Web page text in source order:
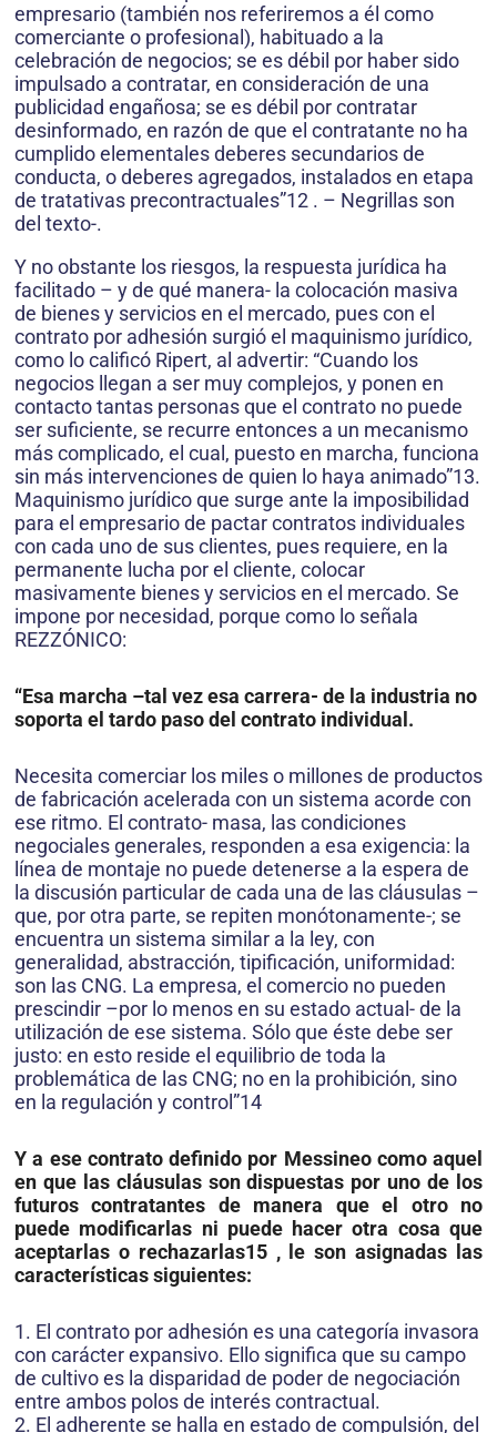
empresario (también nos referiremos a él como
comerciante o profesional), habituado a la
celebración de negocios; se es débil por haber sido
impulsado a contratar, en consideración de una
publicidad engañosa; se es débil por contratar
desinformado, en razón de que el contratante no ha
cumplido elementales deberes secundarios de
conducta, o deberes agregados, instalados en etapa
de tratativas precontractuales”12 . – Negrillas son
del texto-.
Y no obstante los riesgos, la respuesta jurídica ha
facilitado – y de qué manera- la colocación masiva
de bienes y servicios en el mercado, pues con el
contrato por adhesión surgió el maquinismo jurídico,
como lo calificó Ripert, al advertir: “Cuando los
negocios llegan a ser muy complejos, y ponen en
contacto tantas personas que el contrato no puede
ser suficiente, se recurre entonces a un mecanismo
más complicado, el cual, puesto en marcha, funciona
sin más intervenciones de quien lo haya animado”13.
Maquinismo jurídico que surge ante la imposibilidad
para el empresario de pactar contratos individuales
con cada uno de sus clientes, pues requiere, en la
permanente lucha por el cliente, colocar
masivamente bienes y servicios en el mercado. Se
impone por necesidad, porque como lo señala
REZZÓNICO:
“Esa marcha –tal vez esa carrera- de la industria no
soporta el tardo paso del contrato individual.
Necesita comerciar los miles o millones de productos
de fabricación acelerada con un sistema acorde con
ese ritmo. El contrato- masa, las condiciones
negociales generales, responden a esa exigencia: la
línea de montaje no puede detenerse a la espera de
la discusión particular de cada una de las cláusulas –
que, por otra parte, se repiten monótonamente-; se
encuentra un sistema similar a la ley, con
generalidad, abstracción, tipificación, uniformidad:
son las CNG. La empresa, el comercio no pueden
prescindir –por lo menos en su estado actual- de la
utilización de ese sistema. Sólo que éste debe ser
justo: en esto reside el equilibrio de toda la
problemática de las CNG; no en la prohibición, sino
en la regulación y control”14
Y a ese contrato definido por Messineo como aquel
en que las cláusulas son dispuestas por uno de los
futuros contratantes de manera que el otro no
puede modificarlas ni puede hacer otra cosa que
aceptarlas o rechazarlas15 , le son asignadas las
características siguientes:
1. El contrato por adhesión es una categoría invasora
con carácter expansivo. Ello significa que su campo
de cultivo es la disparidad de poder de negociación
entre ambos polos de interés contractual.
2. El adherente se halla en estado de compulsión, del